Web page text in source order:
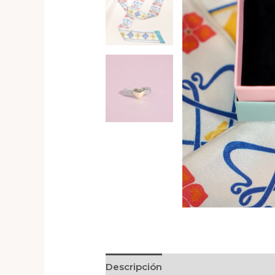
Descripción